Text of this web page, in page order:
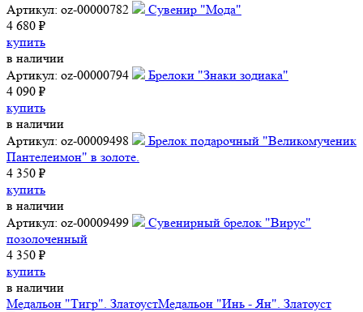
Артикул: oz-00000782
Сувенир "Мода"
4 680 ₽
купить
в наличии
Артикул: oz-00000794
Брелоки "Знаки зодиака"
4 090 ₽
купить
в наличии
Артикул: oz-00009498
Брелок подарочный "Великомученик
Пантелеимон" в золоте.
4 350 ₽
купить
в наличии
Артикул: oz-00009499
Сувенирный брелок "Вирус"
позолоченный
4 350 ₽
купить
в наличии
Медальон "Тигр". ЗлатоустМедальон "Инь - Ян". Златоуст